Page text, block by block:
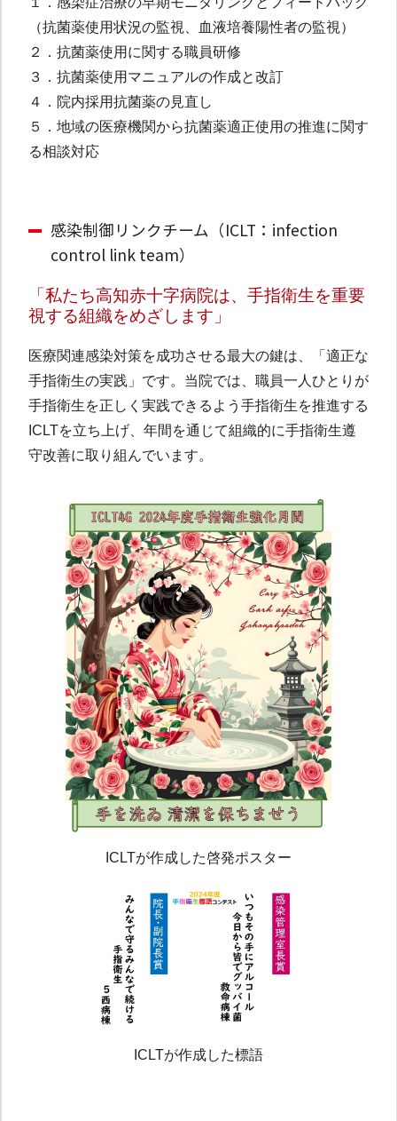
（抗菌薬使用状況の監視、血液培養陽性者の監視）
２．抗菌薬使用に関する職員研修
３．抗菌薬使用マニュアルの作成と改訂
４．院内採用抗菌薬の見直し
５．地域の医療機関から抗菌薬適正使用の推進に関す
る相談対応
感染制御リンクチーム（ICLT：infection
control link team）
「私たち高知赤十字病院は、手指衛生を重要
視する組織をめざします」
医療関連感染対策を成功させる最大の鍵は、「適正な
手指衛生の実践」です。当院では、職員一人ひとりが
手指衛生を正しく実践できるよう手指衛生を推進する
ICLTを立ち上げ、年間を通じて組織的に手指衛生遵
守改善に取り組んでいます。
ICLTが作成した啓発ポスター
ICLTが作成した標語